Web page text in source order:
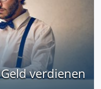
verdienen